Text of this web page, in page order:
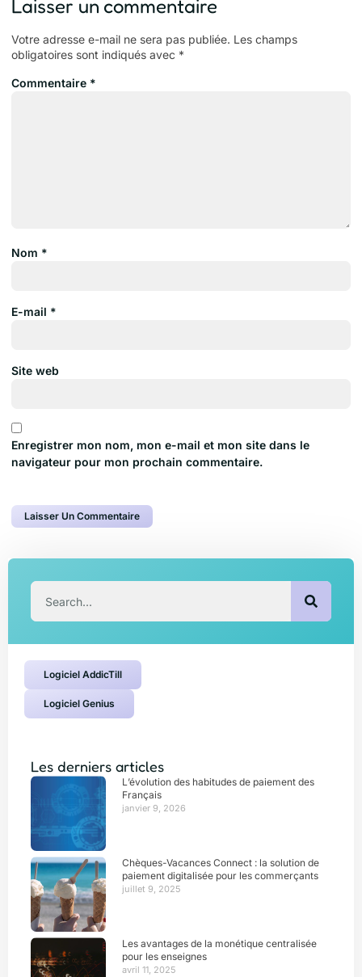
Laisser un commentaire
Votre adresse e-mail ne sera pas publiée. Les champs
obligatoires sont indiqués avec *
Commentaire *
Nom *
E-mail *
Site web
Enregistrer mon nom, mon e-mail et mon site dans le
navigateur pour mon prochain commentaire.
Logiciel AddicTill
Logiciel Genius
Les derniers articles
L’évolution des habitudes de paiement des
Français
janvier 9, 2026
Chèques-Vacances Connect : la solution de
paiement digitalisée pour les commerçants
juillet 9, 2025
Les avantages de la monétique centralisée
pour les enseignes
avril 11, 2025